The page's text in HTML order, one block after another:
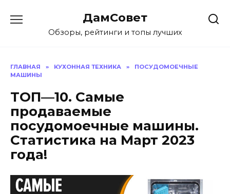
содержанию
ДамСовет
Обзоры, рейтинги и топы лучших
ГЛАВНАЯ » КУХОННАЯ ТЕХНИКА »
ПОСУДОМОЕЧНЫЕ
МАШИНЫ
ТОП—10. Самые
продаваемые
посудомоечные машины.
Статистика на Март 2023
года!